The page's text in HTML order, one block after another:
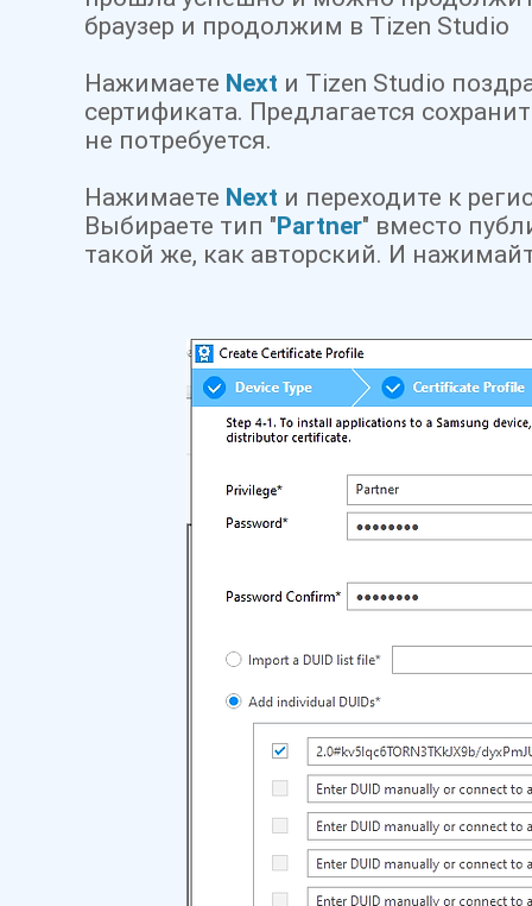
браузер и продолжим в Tizen Studio
Нажимаете Next и Tizen Studio
сертификата. Предлагается
не потребуется.
Нажимаете Next и переходите к
Выбираете тип "Partner" вместо
такой же, как авторский. И